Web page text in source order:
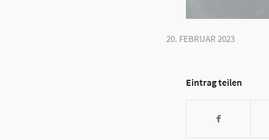
20. FEBRUAR 2023
Eintrag teilen